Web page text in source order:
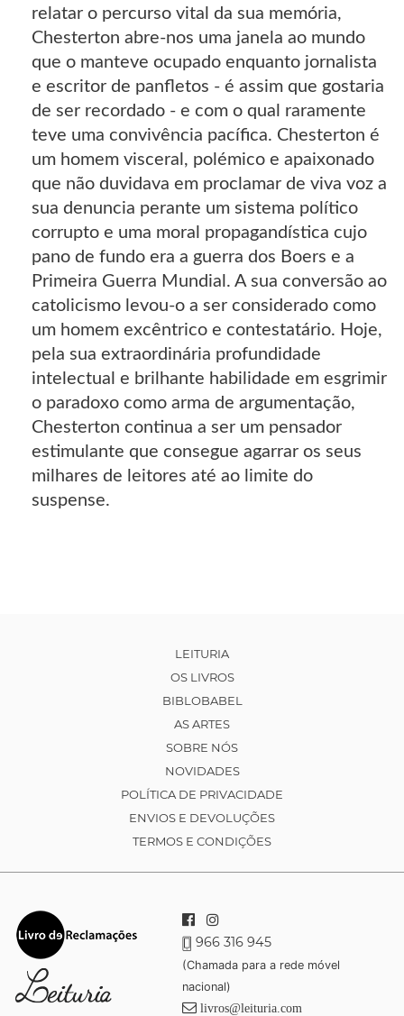
relatar o percurso vital da sua memória,
Chesterton abre-nos uma janela ao mundo
que o manteve ocupado enquanto jornalista
e escritor de panfletos - é assim que gostaria
de ser recordado - e com o qual raramente
teve uma convivência pacífica. Chesterton é
um homem visceral, polémico e apaixonado
que não duvidava em proclamar de viva voz a
sua denuncia perante um sistema político
corrupto e uma moral propagandística cujo
pano de fundo era a guerra dos Boers e a
Primeira Guerra Mundial. A sua conversão ao
catolicismo levou-o a ser considerado como
um homem excêntrico e contestatário. Hoje,
pela sua extraordinária profundidade
intelectual e brilhante habilidade em esgrimir
o paradoxo como arma de argumentação,
Chesterton continua a ser um pensador
estimulante que consegue agarrar os seus
milhares de leitores até ao limite do
suspense.
LEITURIA
OS LIVROS
BIBLOBABEL
AS ARTES
SOBRE NÓS
NOVIDADES
POLÍTICA DE PRIVACIDADE
ENVIOS E DEVOLUÇÕES
TERMOS E CONDIÇÕES
966 316 945
(Chamada para a rede móvel
nacional)
livros@leituria.com